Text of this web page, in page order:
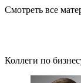
Смотреть все
Коллеги по